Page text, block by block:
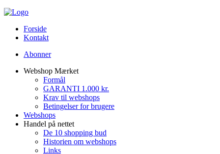
Forside
Kontakt
Abonner
Webshop Mærket
Formål
GARANTI 1.000 kr.
Krav til webshops
Betingelser for brugere
Webshops
Handel på nettet
De 10 shopping bud
Historien om webshops
Links